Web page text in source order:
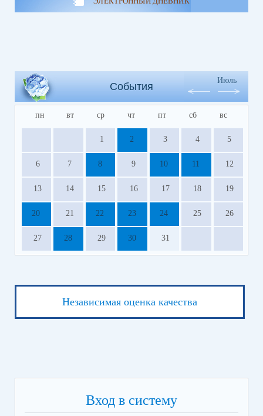
События
Июль
пн вт ср чт пт сб вс
1 2 3 4 5
6 7 8 9 10 11 12
13 14 15 16 17 18 19
20 21 22 23 24 25 26
27 28 29 30 31
Независимая оценка качества
Вход в систему